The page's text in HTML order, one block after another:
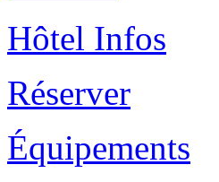
Hôtel Infos
Réserver
Équipements